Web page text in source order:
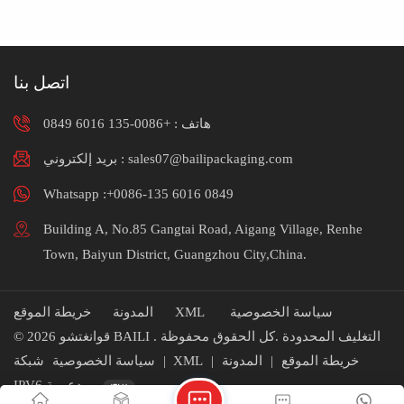
اتصل بنا
هاتف : +0086-135 6016 0849
بريد إلكتروني : sales07@bailipackaging.com
Whatsapp :+0086-135 6016 0849
Building A, No.85 Gangtai Road, Aigang Village, Renhe
Town, Baiyun District, Guangzhou City,China.
خريطة الموقع المدونة XML
سياسة الخصوصية
© 2026 قوانغتشو BAILI التغليف المحدودة .كل الحقوق محفوظة .
خريطة الموقع
| المدونة |
XML
| سياسة الخصوصية
شبكة
IPV6 مدعومة